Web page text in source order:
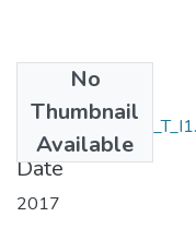
No
Thumbnail
Available
Date
2017